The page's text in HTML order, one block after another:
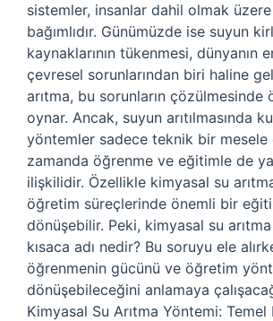
sistemler, insanlar dahil olmak
bağımlıdır. Günümüzde ise suyun
kaynaklarının tükenmesi, dünyanın
çevresel sorunlarından biri haline
arıtma, bu sorunların çözülmesinde
oynar. Ancak, suyun arıtılmasında
yöntemler sadece teknik bir mesele
zamanda öğrenme ve eğitimle de
ilişkilidir. Özellikle kimyasal su
öğretim süreçlerinde önemli bir
dönüşebilir. Peki, kimyasal su
kısaca adı nedir? Bu soruyu ele
öğrenmenin gücünü ve öğretim
dönüşebileceğini anlamaya
Kimyasal Su Arıtma Yöntemi: Temel